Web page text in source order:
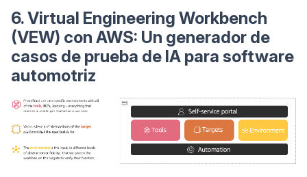
6. Virtual Engineering Workbench
(VEW) con AWS: Un generador de
casos de prueba de IA para software
automotriz